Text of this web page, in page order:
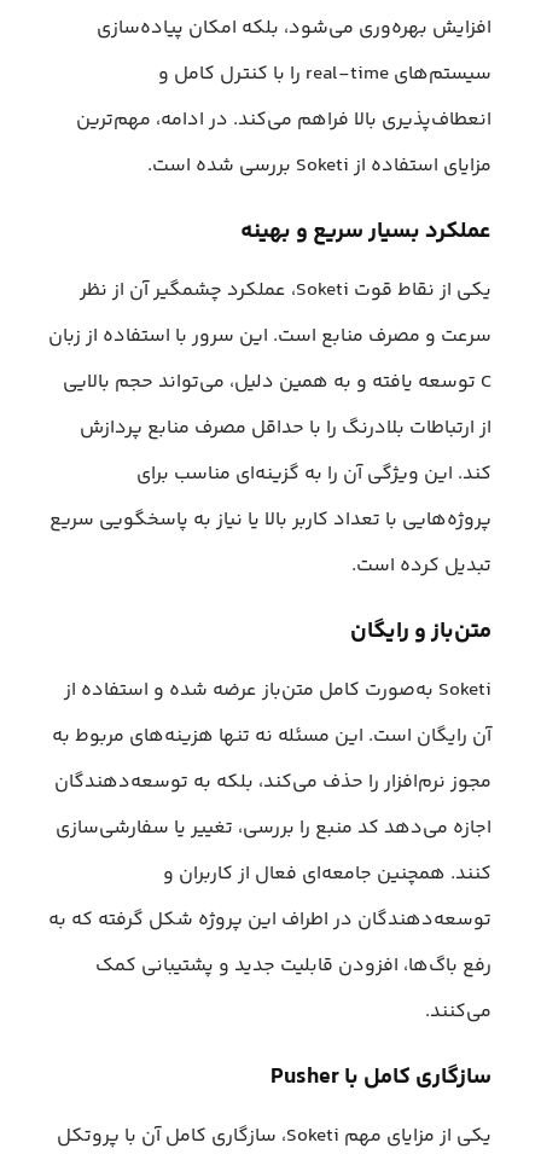
افزایش بهره‌وری می‌شود، بلکه امکان پیاده‌سازی
سیستم‌های real-time را با کنترل کامل و
انعطاف‌پذیری بالا فراهم می‌کند. در ادامه، مهم‎‌ترین
مزایای استفاده از Soketi بررسی شده است.
عملکرد بسیار سریع و بهینه
یکی از نقاط قوت Soketi، عملکرد چشمگیر آن از نظر
سرعت و مصرف منابع است. این سرور با استفاده از زبان
C توسعه یافته و به همین دلیل، می‌تواند حجم بالایی
از ارتباطات بلادرنگ را با حداقل مصرف منابع پردازش
کند. این ویژگی آن را به گزینه‌ای مناسب برای
پروژه‌هایی با تعداد کاربر بالا یا نیاز به پاسخگویی سریع
تبدیل کرده است.
متن‌باز و رایگان
Soketi به‌صورت کامل متن‌باز عرضه شده و استفاده از
آن رایگان است. این مسئله نه تنها هزینه‌های مربوط به
مجوز نرم‌افزار را حذف می‌کند، بلکه به توسعه‌دهندگان
اجازه می‌دهد کد منبع را بررسی، تغییر یا سفارشی‌سازی
کنند. همچنین جامعه‌ای فعال از کاربران و
توسعه‌دهندگان در اطراف این پروژه شکل گرفته که به
رفع باگ‌ها، افزودن قابلیت جدید و پشتیبانی کمک
می‌کنند.
سازگاری کامل با Pusher
یکی از مزایای مهم Soketi، سازگاری کامل آن با پروتکل